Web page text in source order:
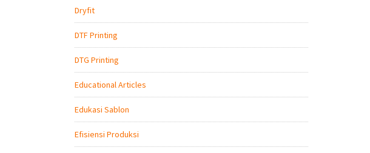
Dryfit
DTF Printing
DTG Printing
Educational Articles
Edukasi Sablon
Efisiensi Produksi